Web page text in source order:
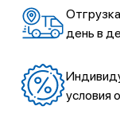
день в
условия